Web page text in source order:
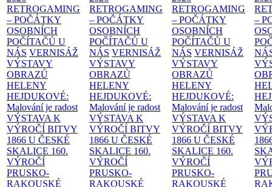
RETROGAMING
– POČÁTKY
OSOBNÍCH
POČÍTAČŮ U
NÁS VERNISÁŽ
VÝSTAVY
OBRAZŮ
HELENY
HEJDUKOVÉ:
Malování je radost
VÝSTAVA K
VÝROČÍ BITVY
1866 U ČESKÉ
SKALICE 160.
VÝROČÍ
PRUSKO-
RAKOUSKÉ
RETROGAMING
– POČÁTKY
OSOBNÍCH
POČÍTAČŮ U
NÁS VERNISÁŽ
VÝSTAVY
OBRAZŮ
HELENY
HEJDUKOVÉ:
Malování je radost
VÝSTAVA K
VÝROČÍ BITVY
1866 U ČESKÉ
SKALICE 160.
VÝROČÍ
PRUSKO-
RAKOUSKÉ
RETROGAMING
– POČÁTKY
OSOBNÍCH
POČÍTAČŮ U
NÁS VERNISÁŽ
VÝSTAVY
OBRAZŮ
HELENY
HEJDUKOVÉ:
Malování je radost
VÝSTAVA K
VÝROČÍ BITVY
1866 U ČESKÉ
SKALICE 160.
VÝROČÍ
PRUSKO-
RAKOUSKÉ
–